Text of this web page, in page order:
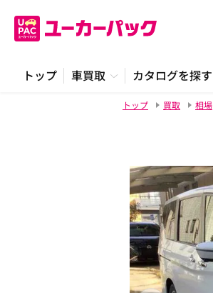
トップ 車買取 カタログを探す
トップ 買取 相場